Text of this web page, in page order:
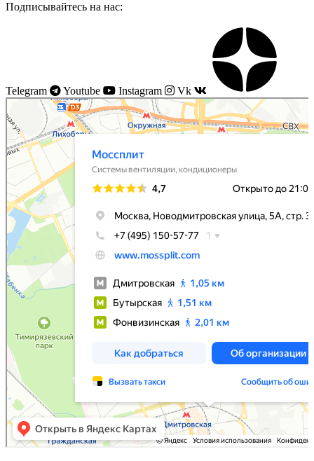
Подписывайтесь на нас:
Telegram Youtube Instagram Vk
Моссплит
Системы вентиляции в Москве
Установка кондиционеров в Москве